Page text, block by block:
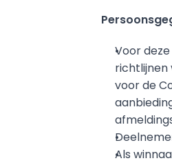
Voor
richtlijnen
voor de
Als